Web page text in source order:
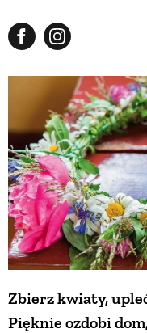
Zbierz kwiaty,
Pięknie ozdobi